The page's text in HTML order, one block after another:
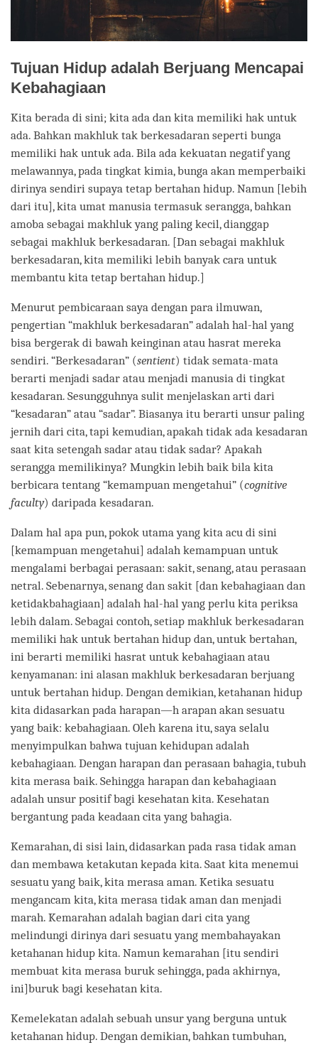
Tujuan Hidup adalah Berjuang Mencapai
Kebahagiaan
Kita berada di sini; kita ada dan kita memiliki hak untuk
ada. Bahkan makhluk tak berkesadaran seperti bunga
memiliki hak untuk ada. Bila ada kekuatan negatif yang
melawannya, pada tingkat kimia, bunga akan memperbaiki
dirinya sendiri supaya tetap bertahan hidup. Namun [lebih
dari itu], kita umat manusia termasuk serangga, bahkan
amoba sebagai makhluk yang paling kecil, dianggap
sebagai makhluk berkesadaran. [Dan sebagai makhluk
berkesadaran, kita memiliki lebih banyak cara untuk
membantu kita tetap bertahan hidup.]
Menurut pembicaraan saya dengan para ilmuwan,
pengertian “makhluk berkesadaran” adalah hal-hal yang
bisa bergerak di bawah keinginan atau hasrat mereka
sendiri. “Berkesadaran” (sentient) tidak semata-mata
berarti menjadi sadar atau menjadi manusia di tingkat
kesadaran. Sesungguhnya sulit menjelaskan arti dari
“kesadaran” atau “sadar”. Biasanya itu berarti unsur paling
jernih dari cita, tapi kemudian, apakah tidak ada kesadaran
saat kita setengah sadar atau tidak sadar? Apakah
serangga memilikinya? Mungkin lebih baik bila kita
berbicara tentang “kemampuan mengetahui” (cognitive
faculty) daripada kesadaran.
Dalam hal apa pun, pokok utama yang kita acu di sini
[kemampuan mengetahui] adalah kemampuan untuk
mengalami berbagai perasaan: sakit, senang, atau perasaan
netral. Sebenarnya, senang dan sakit [dan kebahagiaan dan
ketidakbahagiaan] adalah hal-hal yang perlu kita periksa
lebih dalam. Sebagai contoh, setiap makhluk berkesadaran
memiliki hak untuk bertahan hidup dan, untuk bertahan,
ini berarti memiliki hasrat untuk kebahagiaan atau
kenyamanan: ini alasan makhluk berkesadaran berjuang
untuk bertahan hidup. Dengan demikian, ketahanan hidup
kita didasarkan pada harapan―h arapan akan sesuatu
yang baik: kebahagiaan. Oleh karena itu, saya selalu
menyimpulkan bahwa tujuan kehidupan adalah
kebahagiaan. Dengan harapan dan perasaan bahagia, tubuh
kita merasa baik. Sehingga harapan dan kebahagiaan
adalah unsur positif bagi kesehatan kita. Kesehatan
bergantung pada keadaan cita yang bahagia.
Kemarahan, di sisi lain, didasarkan pada rasa tidak aman
dan membawa ketakutan kepada kita. Saat kita menemui
sesuatu yang baik, kita merasa aman. Ketika sesuatu
mengancam kita, kita merasa tidak aman dan menjadi
marah. Kemarahan adalah bagian dari cita yang
melindungi dirinya dari sesuatu yang membahayakan
ketahanan hidup kita. Namun kemarahan [itu sendiri
membuat kita merasa buruk sehingga, pada akhirnya,
ini]buruk bagi kesehatan kita.
Kemelekatan adalah sebuah unsur yang berguna untuk
ketahanan hidup. Dengan demikian, bahkan tumbuhan,